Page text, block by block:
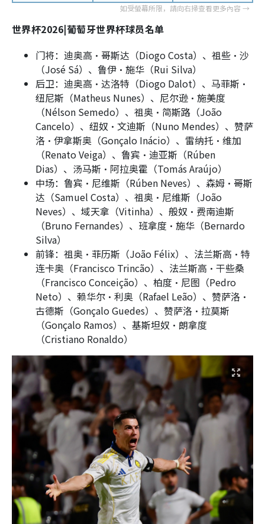
世界杯2026|葡萄牙世界杯球员名单
门将：迪奥高·哥斯达（Diogo Costa）、祖些·沙
（José Sá）、鲁伊·施华（Rui Silva）
后卫：迪奥高·达洛特（Diogo Dalot）、马菲斯·
纽尼斯（Matheus Nunes）、尼尔逊·施美度
（Nélson Semedo）、祖奥·简斯路（João
Cancelo）、纽奴·文迪斯（Nuno Mendes）、赞萨
洛·伊拿斯奥（Gonçalo Inácio）、雷纳托·维加
（Renato Veiga）、鲁宾·迪亚斯（Rúben
Dias）、汤马斯·阿拉奥霍（Tomás Araújo）
中场：鲁宾·尼维斯（Rúben Neves）、森姆·哥斯
达（Samuel Costa）、祖奥·尼维斯（João
Neves）、域天拿（Vitinha）、般奴·费南迪斯
（Bruno Fernandes）、班拿度·施华（Bernardo
Silva）
前锋：祖奥·菲历斯（João Félix）、法兰斯高·特
连卡奥（Francisco Trincão）、法兰斯高·干些桑
（Francisco Conceição）、柏度·尼图（Pedro
Neto）、赖华尔·利奥（Rafael Leão）、赞萨洛·
古德斯（Gonçalo Guedes）、赞萨洛·拉莫斯
（Gonçalo Ramos）、基斯坦奴·朗拿度
（Cristiano Ronaldo）